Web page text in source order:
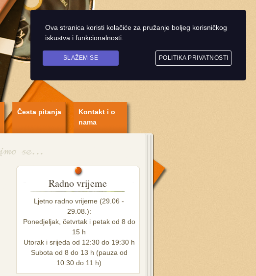
Česta pitanja
Kontakt i o
nama
Radno vrijeme
Ljetno radno vrijeme (29.06 -
29.08.):
Ponedjeljak, četvrtak i petak od 8 do
15 h
Utorak i srijeda od 12:30 do 19:30 h
Subota od 8 do 13 h (pauza od
10:30 do 11 h)
Ova stranica koristi kolačiće za pružanje boljeg korisničkog
iskustva i funkcionalnosti.
SLAŽEM SE POLITIKA PRIVATNOSTI